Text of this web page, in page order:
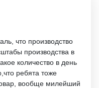
что производство
производства в
количество в день
ребята тоже
вообще милейший